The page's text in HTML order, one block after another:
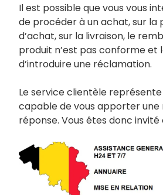
Il est possible que vous vous
de procéder à un achat, sur la
d’achat, sur la livraison, le
produit n’est pas conforme et
d’introduire une réclamation.
Le service clientèle
capable de vous apporter une
réponse. Vous êtes donc